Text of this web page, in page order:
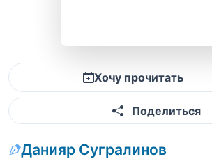
Хочу прочитать
Поделиться
Данияр Сугралинов